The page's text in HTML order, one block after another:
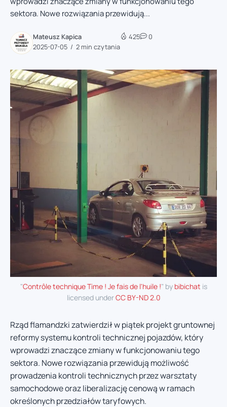
sektora. Nowe rozwiązania przewidują...
Mateusz Kapica
2025-07-05
2 min czytania
425 0
"Contrôle technique Time ! Je fais de l'huile !" by bibichat is
licensed underCC BY-ND 2.0
Rząd flamandzki zatwierdził w piątek projekt gruntownej
reformy systemu kontroli technicznej pojazdów, który
wprowadzi znaczące zmiany w funkcjonowaniu tego
sektora. Nowe rozwiązania przewidują możliwość
prowadzenia kontroli technicznych przez warsztaty
samochodowe oraz liberalizację cenową w ramach
określonych przedziałów taryfowych.